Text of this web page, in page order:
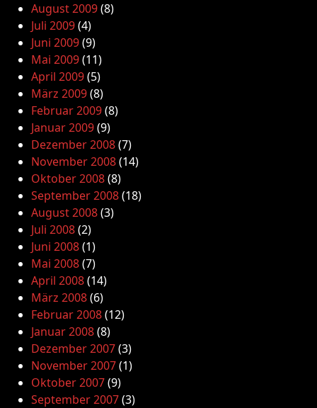
August 2009(8)
Juli 2009(4)
Juni 2009(9)
Mai 2009(11)
April 2009(5)
März 2009(8)
Februar 2009(8)
Januar 2009(9)
Dezember 2008(7)
November 2008(14)
Oktober 2008(8)
September 2008(18)
August 2008(3)
Juli 2008(2)
Juni 2008(1)
Mai 2008(7)
April 2008(14)
März 2008(6)
Februar 2008(12)
Januar 2008(8)
Dezember 2007(3)
November 2007(1)
Oktober 2007(9)
September 2007(3)